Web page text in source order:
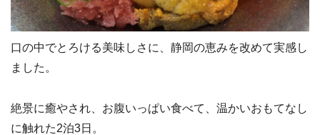
口の中でとろける美味しさに、静岡の恵みを改めて実感し
ました。
絶景に癒やされ、お腹いっぱい食べて、温かいおもてなし
に触れた2泊3日。